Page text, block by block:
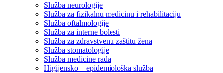
Služba neurologije
Služba za fizikalnu medicinu i rehabilitaciju
Služba oftalmologije
Služba za interne bolesti
Služba za zdravstvenu zaštitu žena
Služba stomatologije
Služba medicine rada
Higijensko – epidemiološka služba